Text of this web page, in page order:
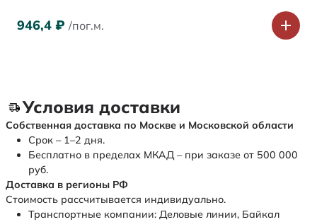
946,4 ₽ /пог.м.
Условия доставки
Собственная доставка по Москве и Московской области
Срок – 1–2 дня.
Бесплатно в пределах МКАД – при заказе от 500 000
руб.
Доставка в регионы РФ
Стоимость рассчитывается индивидуально.
Транспортные компании: Деловые линии, Байкал